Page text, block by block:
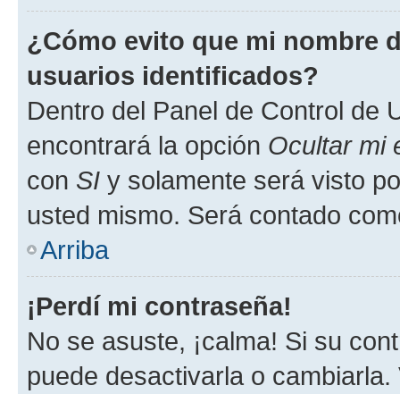
¿Cómo evito que mi nombre
usuarios identificados?
Dentro del Panel de Control de
encontrará la opción Ocultar mi
con SI y solamente será visto
usted mismo. Será contado
Arriba
¡Perdí mi contraseña!
No se asuste, ¡calma! Si su
puede desactivarla o